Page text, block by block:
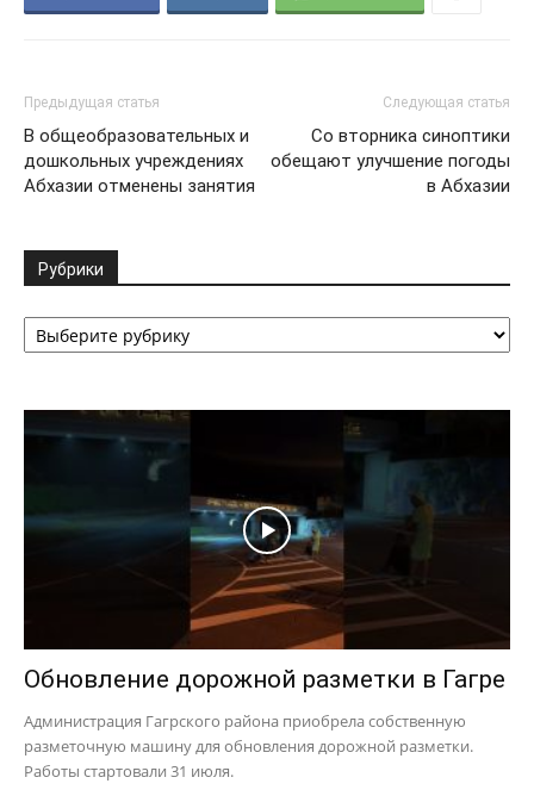
Предыдущая статья
В общеобразовательных и
дошкольных учреждениях
Абхазии отменены занятия
Следующая статья
Со вторника синоптики
обещают улучшение погоды
в Абхазии
Рубрики
Рубрики
Обновление дорожной разметки в Гагре
Администрация Гагрского района приобрела собственную
разметочную машину для обновления дорожной разметки.
Работы стартовали 31 июля.